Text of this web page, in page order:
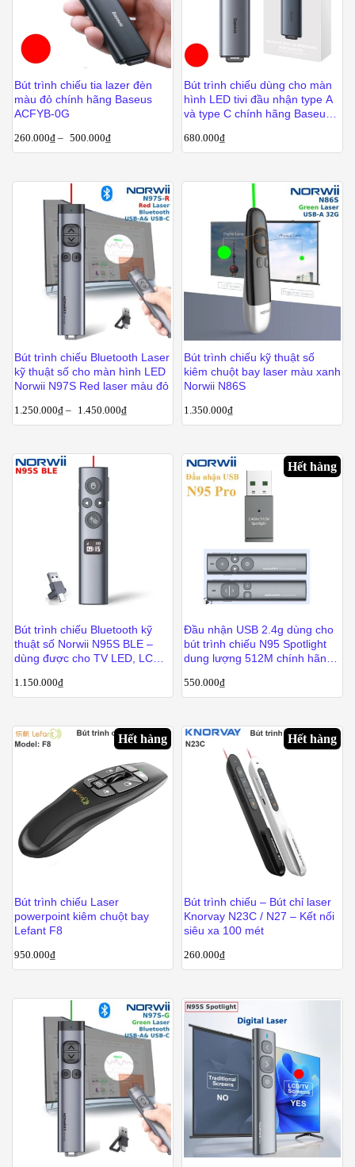
Bút trình chiếu tia lazer đèn
màu đỏ chính hãng Baseus
ACFYB-0G
260.000₫ – 500.000₫
Bút trình chiếu dùng cho màn
hình LED tivi đầu nhận type A
và type C chính hãng Baseus
680.000₫
Bút trình chiếu Bluetooth Laser
kỹ thuật số cho màn hình LED
Norwii N97S Red laser màu đỏ
1.250.000₫ – 1.450.000₫
Bút trình chiếu kỹ thuật số
kiêm chuột bay laser màu xanh
Norwii N86S
1.350.000₫
Bút trình chiếu Bluetooth kỹ
thuật số Norwii N95S BLE –
dùng được cho TV LED, LCD
1.150.000₫
Hết hàng
Đầu nhận USB 2.4g dùng cho
bút trình chiếu N95 Spotlight
dung lượng 512M chính hãng
550.000₫
Hết hàng
Bút trình chiếu Laser
powerpoint kiêm chuột bay
Lefant F8
950.000₫
Hết hàng
Bút trình chiếu – Bút chỉ laser
Knorvay N23C / N27 – Kết nối
siêu xa 100 mét
260.000₫